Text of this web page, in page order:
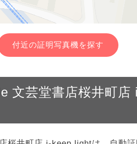
付近の証明写真機を探す
文芸堂書店桜井町